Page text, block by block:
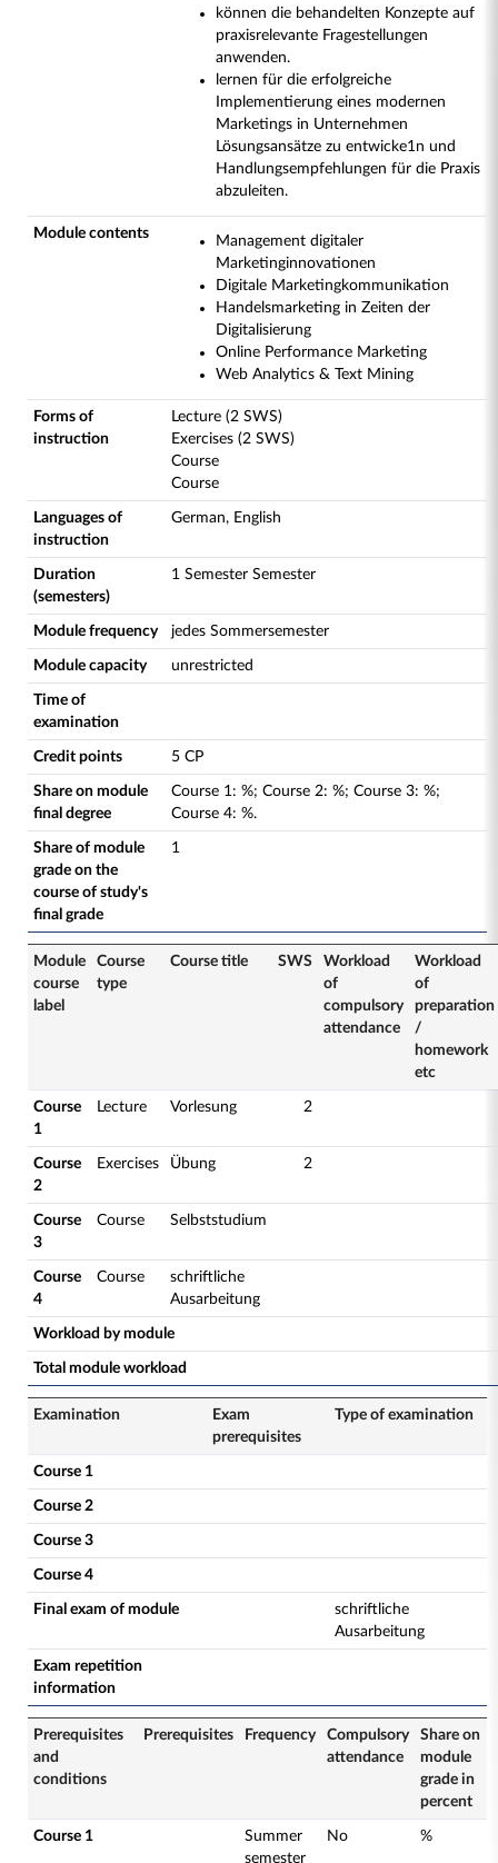
können die behandelten Konzepte auf
praxisrelevante Fragestellungen
anwenden.
lernen für die erfolgreiche
Implementierung eines modernen
Marketings in Unternehmen
Lösungsansätze zu entwicke1n und
Handlungsempfehlungen für die Praxis
abzuleiten.
Module contents
Management digitaler
Marketinginnovationen
Digitale Marketingkommunikation
Handelsmarketing in Zeiten der
Digitalisierung
Online Performance Marketing
Web Analytics & Text Mining
Forms of
instruction
Lecture (2 SWS)
Exercises (2 SWS)
Course
Course
Languages of
instruction
German, English
Duration
(semesters)
1 Semester Semester
Module frequency jedes Sommersemester
Module capacity unrestricted
Time of
examination
Credit points 5 CP
Share on module
final degree
Course 1: %; Course 2: %; Course 3: %;
Course 4: %.
Share of module
grade on the
course of study's
final grade
1
Module
course
label
Course
type
Course title SWS
Workload
of
compulsory
attendance
Workload
of
preparation
/
homework
etc
Course
1
Lecture Vorlesung 2
Course
2
Exercises Übung 2
Course
3
Course Selbststudium
Course
4
Course
schriftliche
Ausarbeitung
Workload by module
Total module workload
Examination
Exam
prerequisites
Type of examination
Course 1
Course 2
Course 3
Course 4
Final exam of module
schriftliche
Ausarbeitung
Exam repetition
information
Prerequisites
and
conditions
Prerequisites Frequency
Compulsory
attendance
Share on
module
grade in
percent
Course 1
Summer
semester
No %